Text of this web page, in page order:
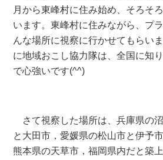
月から東峰村に住み始め、そろそ
います。東峰村に住みながら、プ
んな場所に視察に行かせてもらい
に地域おこし協力隊は、全国に知
で心強いです(^^)
さて視察した場所は、兵庫県の
と大田市，愛媛県の松山市と伊予
熊本県の天草市，福岡県内だと築